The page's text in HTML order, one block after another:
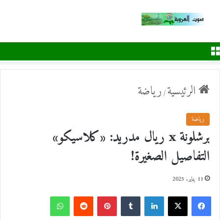
الرئيسية/ رياضة
رياضة
برشلونة x ريال مدريد: «كلاسيكو»
التفاصيل الصغيرة!
11 يناير، 2025